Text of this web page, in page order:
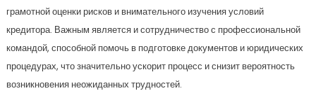
грамотной оценки рисков и внимательного изучения условий
кредитора. Важным является и сотрудничество с профессиональной
командой, способной помочь в подготовке документов и юридических
процедурах, что значительно ускорит процесс и снизит вероятность
возникновения неожиданных трудностей.